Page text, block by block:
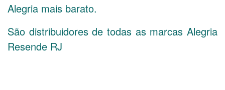
Alegria mais barato.
São distribuidores de todas as marcas Alegria
Resende RJ